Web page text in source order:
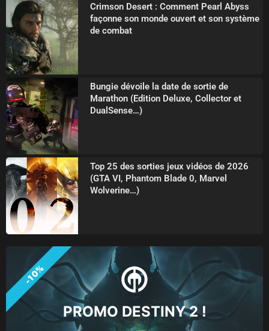
Crimson Desert : Comment Pearl Abyss
façonne son monde ouvert et son système
de combat
Bungie dévoile la date de sortie de
Marathon (Edition Deluxe, Collector et
DualSense…)
Top 25 des sorties jeux vidéos de 2026
(GTA VI, Phantom Blade 0, Marvel
Wolverine…)
PROMO DESTINY 2 !
-10%